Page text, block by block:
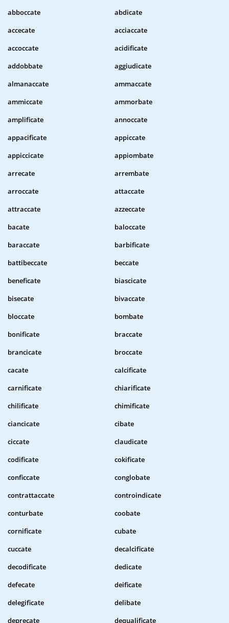
abboccate
abdicate
accecate
acciaccate
accoccate
acidificate
addobbate
aggiudicate
almanaccate
ammaccate
ammiccate
ammorbate
amplificate
annoccate
appacificate
appiccate
appiccicate
appiombate
arrecate
arrembate
arroccate
attaccate
attraccate
azzeccate
bacate
baloccate
baraccate
barbificate
battibeccate
beccate
beneficate
biascicate
bisecate
bivaccate
bloccate
bombate
bonificate
braccate
brancicate
broccate
cacate
calcificate
carnificate
chiarificate
chilificate
chimificate
ciancicate
cibate
ciccate
claudicate
codificate
cokificate
conficcate
conglobate
contrattaccate
controindicate
conturbate
coobate
cornificate
cubate
cuccate
decalcificate
decodificate
dedicate
defecate
deificate
delegificate
delibate
deprecate
dequalificate